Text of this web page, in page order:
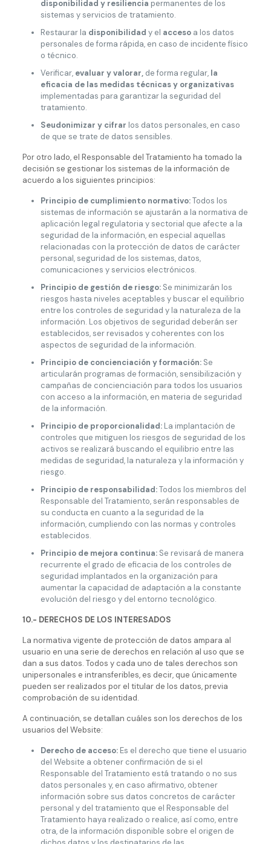
disponibilidad y resiliencia permanentes de los
sistemas y servicios de tratamiento.
Restaurar la disponibilidad y el accesoa los datos
personales de forma rápida, en caso de incidente físico
o técnico.
Verificar, evaluar y valorar, de forma regular,la
eficacia de las medidas técnicas y organizativas
implementadas para garantizar la seguridad del
tratamiento.
Seudonimizar y cifrar los datos personales, en caso
de que se trate de datos sensibles.
Por otro lado, el Responsable del Tratamiento ha tomado la
decisión se gestionar los sistemas de la información de
acuerdo a los siguientes principios:
Principio de cumplimiento normativo:Todos los
sistemas de información se ajustarán a la normativa de
aplicación legal regulatoria y sectorial que afecte a la
seguridad de la información, en especial aquellas
relacionadas con la protección de datos de carácter
personal, seguridad de los sistemas, datos,
comunicaciones y servicios electrónicos.
Principio de gestión de riesgo:Se minimizarán los
riesgos hasta niveles aceptables y buscar el equilibrio
entre los controles de seguridad y la naturaleza de la
información. Los objetivos de seguridad deberán ser
establecidos, ser revisados y coherentes con los
aspectos de seguridad de la información.
Principio de concienciación y formación:Se
articularán programas de formación, sensibilización y
campañas de concienciación para todos los usuarios
con acceso a la información, en materia de seguridad
de la información.
Principio de proporcionalidad:La implantación de
controles que mitiguen los riesgos de seguridad de los
activos se realizará buscando el equilibrio entre las
medidas de seguridad, la naturaleza y la información y
riesgo.
Principio de responsabilidad:Todos los miembros del
Responsable del Tratamiento, serán responsables de
su conducta en cuanto a la seguridad de la
información, cumpliendo con las normas y controles
establecidos.
Principio de mejora continua:Se revisará de manera
recurrente el grado de eficacia de los controles de
seguridad implantados en la organización para
aumentar la capacidad de adaptación a la constante
evolución del riesgo y del entorno tecnológico.
10.- DERECHOS DE LOS INTERESADOS
La normativa vigente de protección de datos ampara al
usuario en una serie de derechos en relación al uso que se
dan a sus datos. Todos y cada uno de tales derechos son
unipersonales e intransferibles, es decir, que únicamente
pueden ser realizados por el titular de los datos, previa
comprobación de su identidad.
A continuación, se detallan cuáles son los derechos de los
usuarios del Website:
Derecho de acceso: Es el derecho que tiene el usuario
del Website a obtener confirmación de si el
Responsable del Tratamiento está tratando o no sus
datos personales y, en caso afirmativo, obtener
información sobre sus datos concretos de carácter
personal y del tratamiento que el Responsable del
Tratamiento haya realizado o realice, así como, entre
otra, de la información disponible sobre el origen de